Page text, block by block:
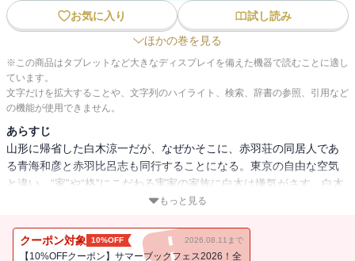
お気に入り
試し読み
ほかの巻を見る
※この商品はタブレットなど大きなディスプレイを備えた機器で読むことに適し
ています。
文字だけを拡大することや、文字列のハイライト、検索、辞書の参照、引用など
の機能が使用できません。
あらすじ
山形に帰省した白木涼一だが、なぜかそこに、赤羽荘の同居人であ
る青海和彦と赤羽比呂志も同行することになる。東京の自由な空気
と違い、“家”や“格”にこだわる実家の家族に白木は嫌気がさす。白木
の様子がおかしいことに気づいた青海と赤羽は、白木の悩みを解決
もっと見る
クーポン対象 10%OFF 2026.08.11まで
【10%OFFクーポン】サマーブックフェス2026！全